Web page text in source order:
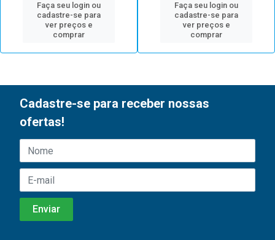
Faça seu login ou
cadastre-se para
ver preços e
comprar
Faça seu login ou
cadastre-se para
ver preços e
comprar
Cadastre-se para receber nossas
ofertas!